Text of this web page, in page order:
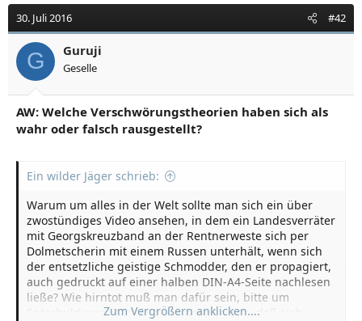
30. Juli 2016 #42
G Guruji
Geselle
AW: Welche Verschwörungstheorien haben sich als
wahr oder falsch rausgestellt?
Ein wilder Jäger schrieb:
Warum um alles in der Welt sollte man sich ein über
zwostündiges Video ansehen, in dem ein Landesverräter
mit Georgskreuzband an der Rentnerweste sich per
Dolmetscherin mit einem Russen unterhält, wenn sich
der entsetzliche geistige Schmodder, den er propagiert,
auch gedruckt auf einer halben DIN-A4-Seite nachlesen
ließe? Wie hirntot muß man dafür sein, bitte um
Entschuldigung? Ich kann kaum glauben, daß sich
Zum Vergrößern anklicken....